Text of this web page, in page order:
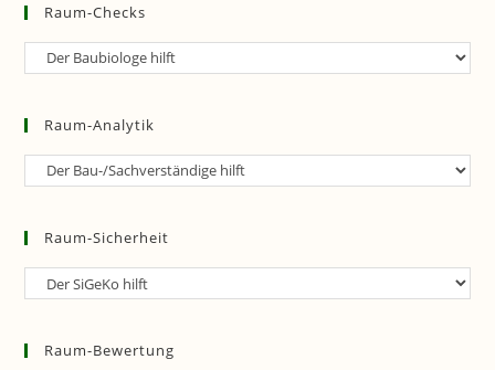
Raum-Checks
Raum-
Raum-Analytik
Raum-
Raum-Sicherheit
Raum-
Raum-Bewertung